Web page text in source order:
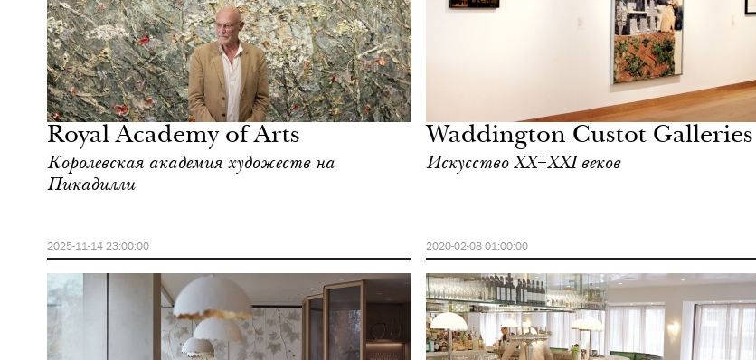
Royal Academy of Arts
Королевская академия художеств на
Пикадилли
2025-11-14 23:00:00
Культура
Лондон
Waddington Custot Galleries
Искусство XX–XXI веков
2020-02-08 01:00:00